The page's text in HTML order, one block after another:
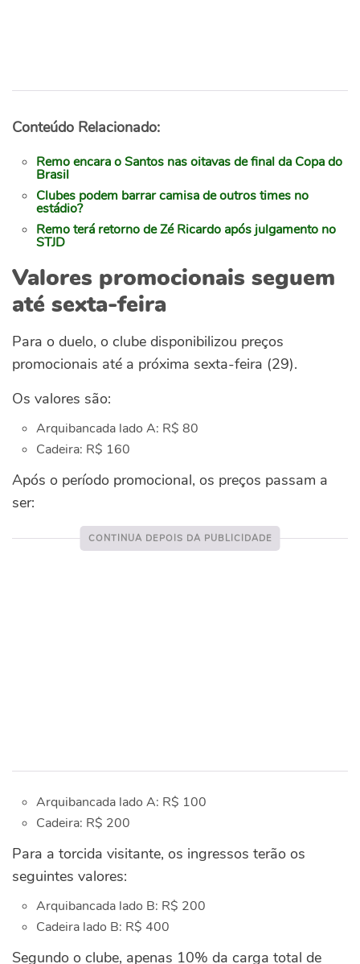
Conteúdo Relacionado:
Remo encara o Santos nas oitavas de final da Copa do
Brasil
Clubes podem barrar camisa de outros times no
estádio?
Remo terá retorno de Zé Ricardo após julgamento no
STJD
Valores promocionais seguem
até sexta-feira
Para o duelo, o clube disponibilizou preços
promocionais até a próxima sexta-feira (29).
Os valores são:
Arquibancada lado A: R$ 80
Cadeira: R$ 160
Após o período promocional, os preços passam a
ser:
Arquibancada lado A: R$ 100
Cadeira: R$ 200
Para a torcida visitante, os ingressos terão os
seguintes valores:
Arquibancada lado B: R$ 200
Cadeira lado B: R$ 400
Segundo o clube, apenas 10% da carga total de